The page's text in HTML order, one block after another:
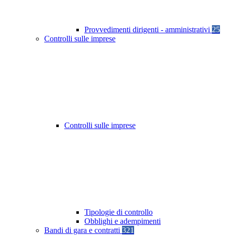
Provvedimenti dirigenti - amministrativi 25
Controlli sulle imprese
Controlli sulle imprese
Tipologie di controllo
Obblighi e adempimenti
Bandi di gara e contratti 321